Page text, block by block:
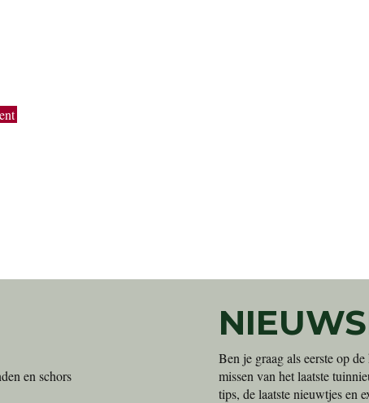
en schors
Ben je graag als eerste op
missen van het laatste
tips, de laatste nieuwtjes en